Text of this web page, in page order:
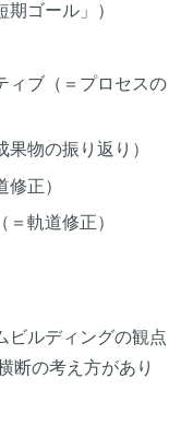
ゴール」）
ィブ（＝プロセスの
物の振り返り）
正）
軌道修正）
ビルディングの観点
断の考え方があり